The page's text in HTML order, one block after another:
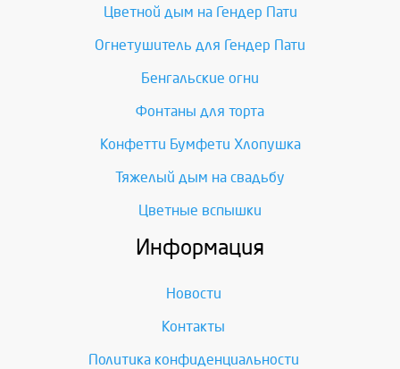
Цветной дым на Гендер Пати
Огнетушитель для Гендер Пати
Бенгальские огни
Фонтаны для торта
Конфетти Бумфети Хлопушка
Тяжелый дым на свадьбу
Цветные вспышки
Информация
Новости
Контакты
Политика конфиденциальности